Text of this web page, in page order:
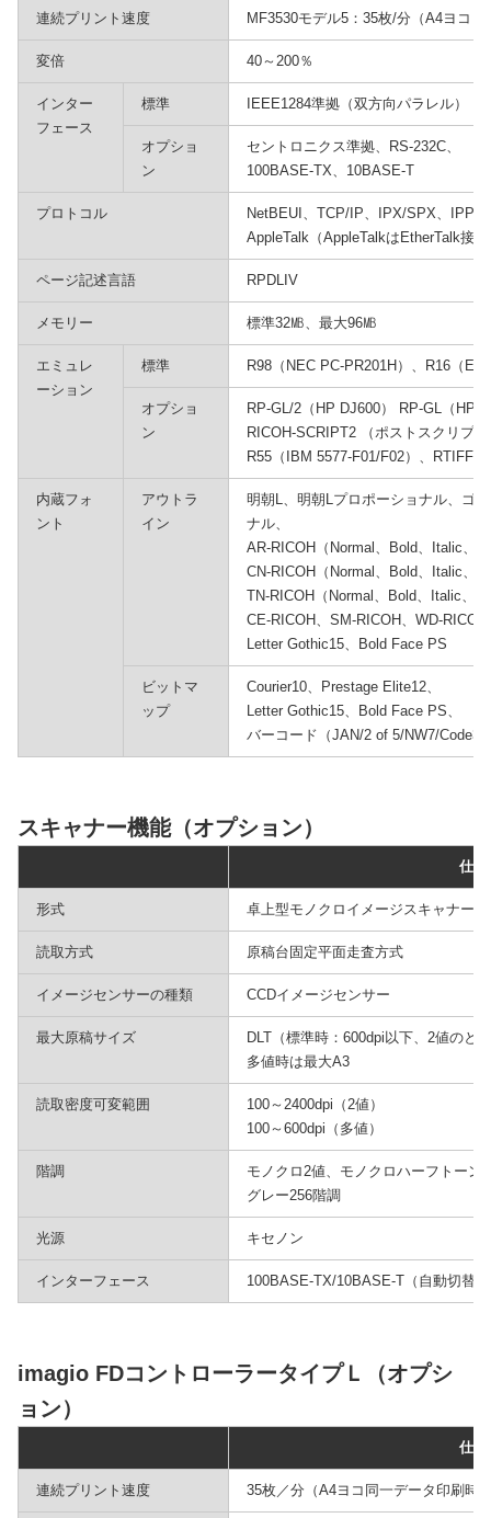
連続プリント速度 MF3530モデル5：35枚/分（A4ヨコ）
変倍 40～200％
インター
フェース
標準 IEEE1284準拠（双方向パラレル）
オプショ
ン
セントロニクス準拠、RS-232C、
100BASE-TX、10BASE-T
プロトコル
NetBEUI、TCP/IP、IPX/SPX、IPP、
AppleTalk（AppleTalkはEtherTalk接
ページ記述言語 RPDLIV
メモリー 標準32㎆、最大96㎆
エミュレ
ーション
標準 R98（NEC PC-PR201H）、R16（
オプショ
ン
RP-GL/2（HP DJ600） RP-GL（
RICOH-SCRIPT2 （ポストスクリプ
R55（IBM 5577-F01/F02）、RTIFF
内蔵フォ
ント
アウトラ
イン
明朝L、明朝Lプロポーショナル、ゴ
ナル、
AR-RICOH（Normal、Bold、Italic、
CN-RICOH（Normal、Bold、Italic、
TN-RICOH（Normal、Bold、Italic、
CE-RICOH、SM-RICOH、WD-
Letter Gothic15、Bold Face PS
ビットマ
ップ
Courier10、Prestage Elite12、
Letter Gothic15、Bold Face PS、
バーコード（JAN/2 of 5/NW7/
スキャナー機能（オプション）
仕様
形式 卓上型モノクロイメージスキャナー
読取方式 原稿台固定平面走査方式
イメージセンサーの種類 CCDイメージセンサー
最大原稿サイズ
DLT（標準時：600dpi以下、2値のと
多値時は最大A3
読取密度可変範囲
100～2400dpi（2値）
100～600dpi（多値）
階調
モノクロ2値、モノクロハーフトーン
グレー256階調
光源 キセノン
インターフェース 100BASE-TX/10BASE-T（自動切替）
imagio FDコントローラータイプＬ（オプシ
ョン）
仕様
連続プリント速度 35枚／分（A4ヨコ同一データ印刷時